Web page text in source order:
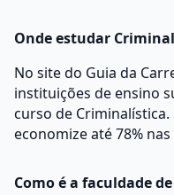
Onde estudar
No site do Guia da
instituições de ensino
curso de
economize até 78%
Como é a faculdade